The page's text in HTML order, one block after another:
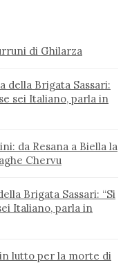
di Ghilarza
della Brigata Sassari:
sei Italiano, parla in
da Resana a Biella la
Chervu
Brigata Sassari: “Si
Italiano, parla in
in lutto per la morte di